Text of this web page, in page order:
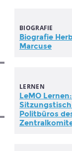
BIOGRAFIE
Biografie
Marcuse
LERNEN
LeMO Lernen:
Sitzungstisch
Politbüros